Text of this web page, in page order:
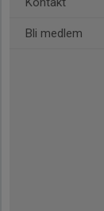
Bli medlem